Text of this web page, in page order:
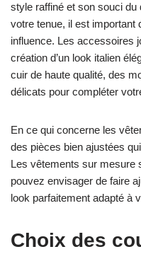
style raffiné et son souci
votre tenue, il est important
influence. Les accessoires
création d’un look italien
cuir de haute qualité, des
délicats pour compléter
En ce qui concerne les
des pièces bien ajustées
Les vêtements sur mesure
pouvez envisager de faire
look parfaitement adapté à
Choix des